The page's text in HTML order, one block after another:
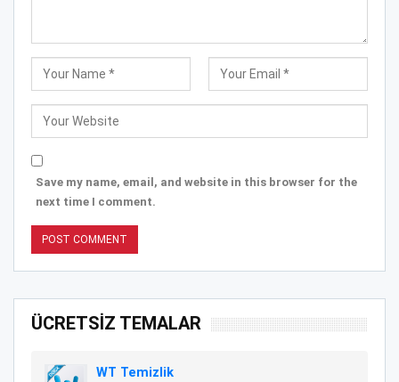
Save my name, email, and website in this browser for the
next time I comment.
ÜCRETSİZ TEMALAR
WT Temizlik